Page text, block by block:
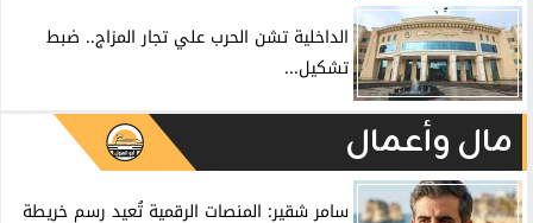
الداخلية تشن الحرب علي تجار المزاج.. ضبط
تشكيل...
مال وأعمال
سامر شقير: المنصات الرقمية تُعيد رسم خريطة